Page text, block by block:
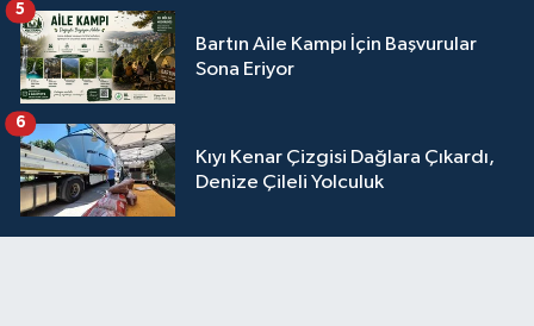
Bartın Aile Kampı İçin Başvurular
Sona Eriyor
5
Kıyı Kenar Çizgisi Dağlara Çıkardı,
Denize Çileli Yolculuk
6